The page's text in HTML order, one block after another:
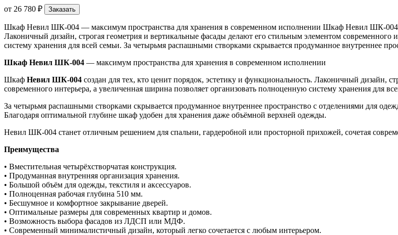
от 26 780 ₽ Заказать
Шкаф Невил ШК-004 — максимум пространства для хранения в современном исполнении Шкаф Невил ШК-004
Лаконичный дизайн, строгая геометрия и вертикальные фасады делают его стильным элементом современного
систему хранения для всей семьи. За четырьмя распашными створками скрывается продуманное внутреннее
Шкаф Невил ШК-004 — максимум пространства для хранения в современном исполнении
Шкаф Невил ШК-004 создан для тех, кто ценит порядок, эстетику и функциональность. Лаконичный дизайн,
современного интерьера, а увеличенная ширина позволяет организовать полноценную систему хранения для
За четырьмя распашными створками скрывается продуманное внутреннее пространство с отделениями для
Благодаря оптимальной глубине шкаф удобен для хранения даже объёмной верхней одежды.
Невил ШК-004 станет отличным решением для спальни, гардеробной или просторной прихожей, сочетая
Преимущества
• Вместительная четырёхстворчатая конструкция.
• Продуманная внутренняя организация хранения.
• Большой объём для одежды, текстиля и аксессуаров.
• Полноценная рабочая глубина 510 мм.
• Бесшумное и комфортное закрывание дверей.
• Оптимальные размеры для современных квартир и домов.
• Возможность выбора фасадов из ЛДСП или МДФ.
• Современный минималистичный дизайн, который легко сочетается с любым интерьером.